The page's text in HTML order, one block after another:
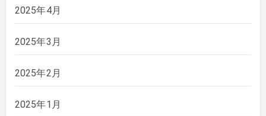
2025年4月
2025年3月
2025年2月
2025年1月